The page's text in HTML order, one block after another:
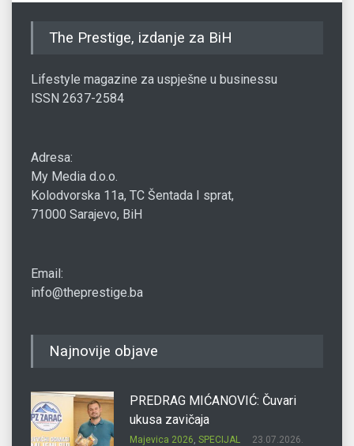
The Prestige, izdanje za BiH
Lifestyle magazine za uspješne u businessu
ISSN 2637-2584
Adresa:
My Media d.o.o.
Kolodvorska 11a, TC Šentada I sprat,
71000 Sarajevo, BiH
Email:
info@theprestige.ba
Najnovije objave
PREDRAG MIĆANOVIĆ: Čuvari
ukusa zavičaja
Majevica 2026, SPECIJAL 23.07.2026.